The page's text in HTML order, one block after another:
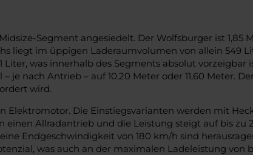
Segment angesiedelt. Der Wolfsburger ist 1,85
liegt im üppigen Laderaumvolumen von allein 549
was innerhalb des Segments absolut
je nach Antrieb – auf 10,20 Meter oder 11,60 Meter.
wird.
Elektromotor. Die Einstiegsvarianten werden mit
Allradantrieb und die Leistung steigt auf bis zu
Endgeschwindigkeit von 180 km/h sind
was auch an der maximalen Ladeleistung von